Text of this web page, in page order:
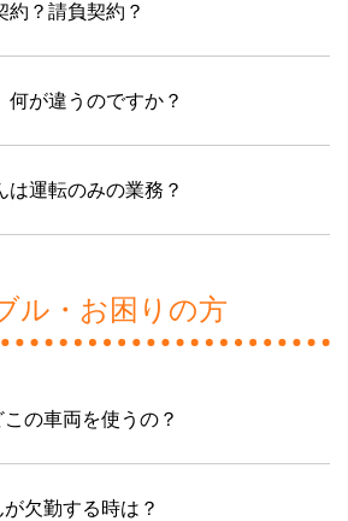
約？請負契約？
何が違うのですか？
は運転のみの業務？
ル・お困りの方
の車両を使うの？
欠勤する時は？